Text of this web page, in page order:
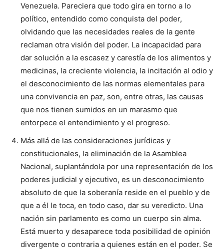
Venezuela. Pareciera que todo gira en torno a lo
político, entendido como conquista del poder,
olvidando que las necesidades reales de la gente
reclaman otra visión del poder. La incapacidad para
dar solución a la escasez y carestía de los alimentos y
medicinas, la creciente violencia, la incitación al odio y
el desconocimiento de las normas elementales para
una convivencia en paz, son, entre otras, las causas
que nos tienen sumidos en un marasmo que
entorpece el entendimiento y el progreso.
Más allá de las consideraciones jurídicas y
constitucionales, la eliminación de la Asamblea
Nacional, suplantándola por una representación de los
poderes judicial y ejecutivo, es un desconocimiento
absoluto de que la soberanía reside en el pueblo y de
que a él le toca, en todo caso, dar su veredicto. Una
nación sin parlamento es como un cuerpo sin alma.
Está muerto y desaparece toda posibilidad de opinión
divergente o contraria a quienes están en el poder. Se